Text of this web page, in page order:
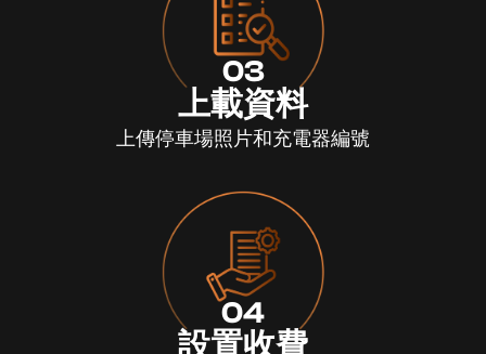
03
上載資料
上傳停車場照片和充電器編號
04
設置收費